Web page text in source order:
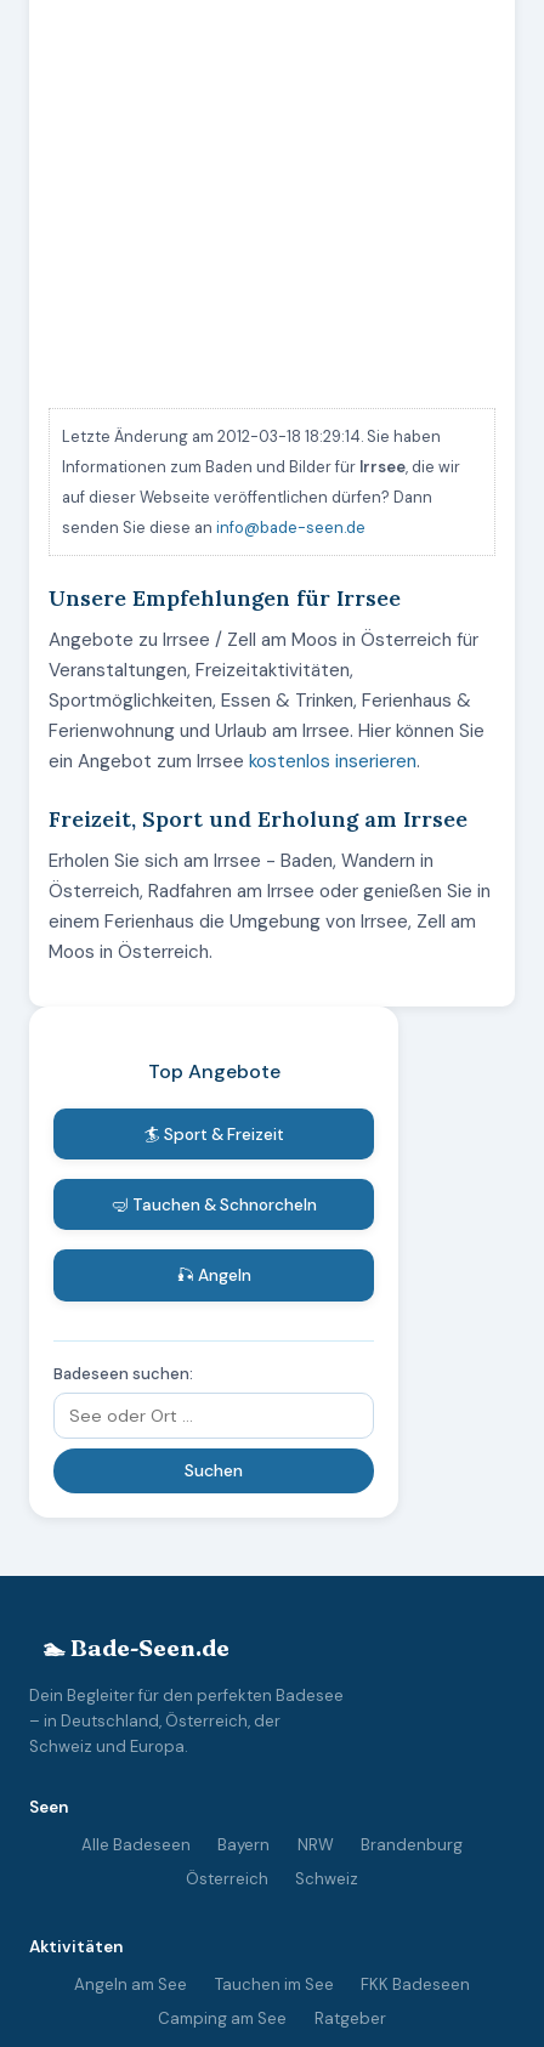
Letzte Änderung am 2012-03-18 18:29:14. Sie haben
Informationen zum Baden und Bilder für Irrsee, die wir
auf dieser Webseite veröffentlichen dürfen? Dann
senden Sie diese an info@bade-seen.de
Unsere Empfehlungen für Irrsee
Angebote zu Irrsee / Zell am Moos in Österreich für
Veranstaltungen, Freizeitaktivitäten,
Sportmöglichkeiten, Essen & Trinken, Ferienhaus &
Ferienwohnung und Urlaub am Irrsee. Hier können Sie
ein Angebot zum Irrsee kostenlos inserieren.
Freizeit, Sport und Erholung am Irrsee
Erholen Sie sich am Irrsee - Baden, Wandern in
Österreich, Radfahren am Irrsee oder genießen Sie in
einem Ferienhaus die Umgebung von Irrsee, Zell am
Moos in Österreich.
Top Angebote
🏄 Sport & Freizeit
🤿 Tauchen & Schnorcheln
🎣 Angeln
Badeseen suchen:
🏊 Bade-Seen.de
Dein Begleiter für den perfekten Badesee
– in Deutschland, Österreich, der
Schweiz und Europa.
Seen
Alle Badeseen
Bayern NRW
Brandenburg
Österreich
Schweiz
Aktivitäten
Angeln am See
Tauchen im See
FKK Badeseen
Camping am See
Ratgeber